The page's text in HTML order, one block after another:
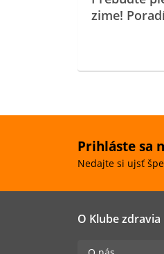
zime!
Prihláste sa
Nedajte si ujsť
O Klube zdravia